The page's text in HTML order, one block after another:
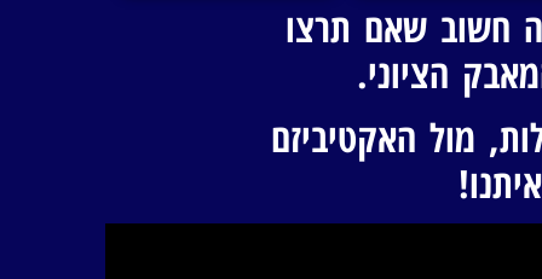
חשוב שאם תרצו
הציוני.
מול האקטיביזם